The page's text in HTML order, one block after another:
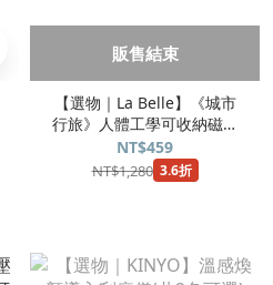
販售結束
【選物｜La Belle】《城市
行旅》人體工學可收納磁力
U型記憶頸枕(共2色可選)
NT$459
NT$1,280 3.6折